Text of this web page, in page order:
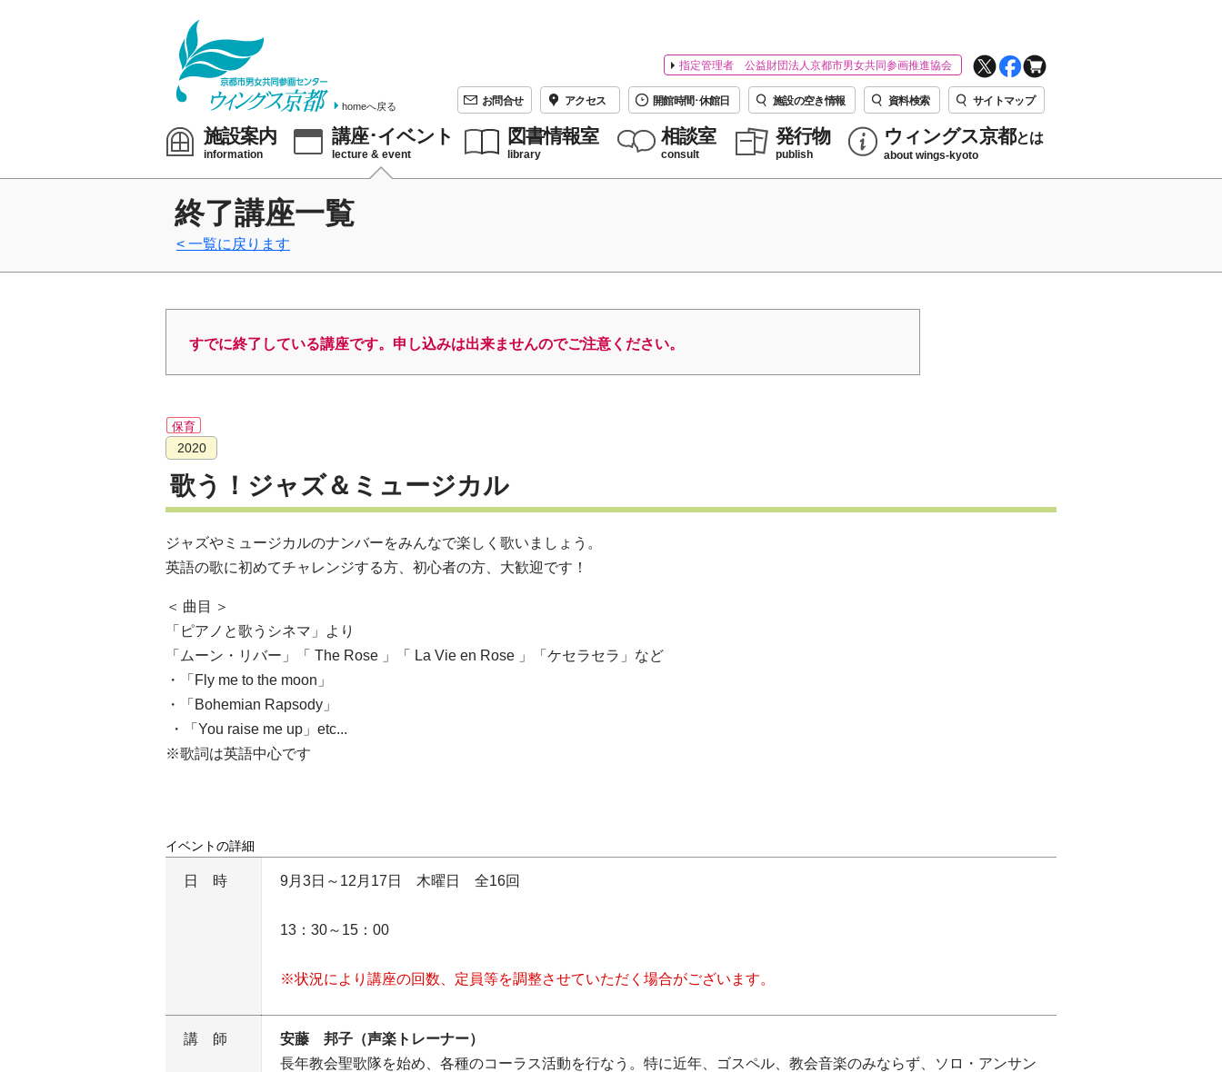
homeへ戻る
指定管理者 公益財団法人京都市男女共同参画推進協会
お問合せ アクセス 開館時間･休館日 施設の空き情報 資料検索 サイトマップ
施設案内
information
講座･イベント
lecture & event
図書情報室
library
相談室
consult
発行物
publish
ウィングス京都とは
about wings-kyoto
終了講座一覧
一覧に戻ります
すでに終了している講座です。申し込みは出来ませんのでご注意ください。
保育
2020
歌う！ジャズ＆ミュージカル
ジャズやミュージカルのナンバーをみんなで楽しく歌いましょう。
英語の歌に初めてチャレンジする方、初心者の方、大歓迎です！
曲目
「ピアノと歌うシネマ」より
「ムーン・リバー」「 The Rose 」「 La Vie en Rose 」「ケセラセラ」など
・「Fly me to the moon」
・「Bohemian Rapsody」
・「You raise me up」etc...
※歌詞は英語中心です
イベントの詳細
日時 9月3日～12月17日 木曜日 全16回
13：30～15：00
※状況により講座の回数、定員等を調整させていただく場合がございます。
講師
安藤 邦子（声楽トレーナー）
長年教会聖歌隊を始め、各種のコーラス活動を行なう。特に近年、ゴスペル、教会音楽のみならず、ソロ・アンサン